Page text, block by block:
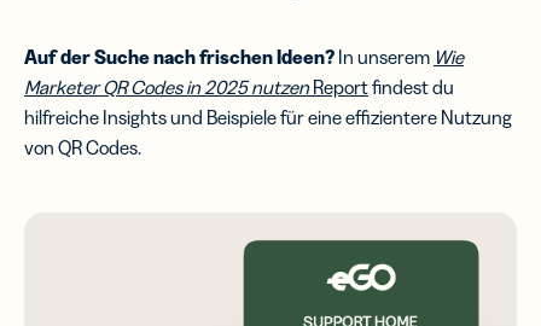
Auf der Suche nach frischen Ideen? In unserem Wie
Marketer QR Codes in 2025 nutzenReportfindest du
hilfreiche Insights und Beispiele für eine effizientere Nutzung
von QR Codes.